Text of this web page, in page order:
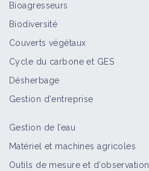
Bioagresseurs
Biodiversité
Couverts végétaux
Cycle du carbone et GES
Désherbage
Gestion d'entreprise
Gestion de l’eau
Matériel et machines agricoles
Outils de mesure et d’observation